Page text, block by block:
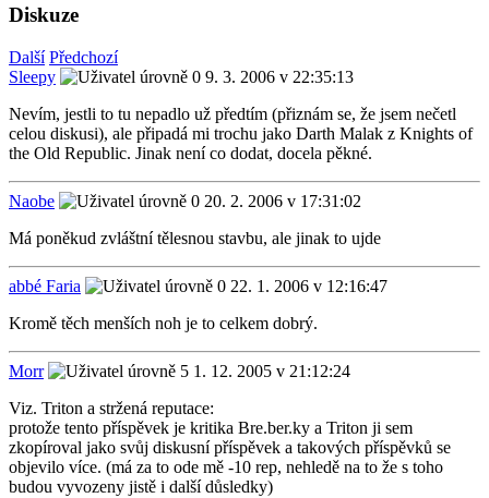
Diskuze
Další Předchozí
Sleepy
9. 3. 2006 v 22:35:13
Nevím, jestli to tu nepadlo už předtím (přiznám se, že jsem nečetl
celou diskusi), ale připadá mi trochu jako Darth Malak z Knights of
the Old Republic. Jinak není co dodat, docela pěkné.
Naobe
20. 2. 2006 v 17:31:02
Má poněkud zvláštní tělesnou stavbu, ale jinak to ujde
abbé Faria
22. 1. 2006 v 12:16:47
Kromě těch menších noh je to celkem dobrý.
Morr
1. 12. 2005 v 21:12:24
Viz. Triton a stržená reputace:
protože tento příspěvek je kritika Bre.ber.ky a Triton ji sem
zkopíroval jako svůj diskusní příspěvek a takových příspěvků se
objevilo více. (má za to ode mě -10 rep, nehledě na to že s toho
budou vyvozeny jistě i další důsledky)